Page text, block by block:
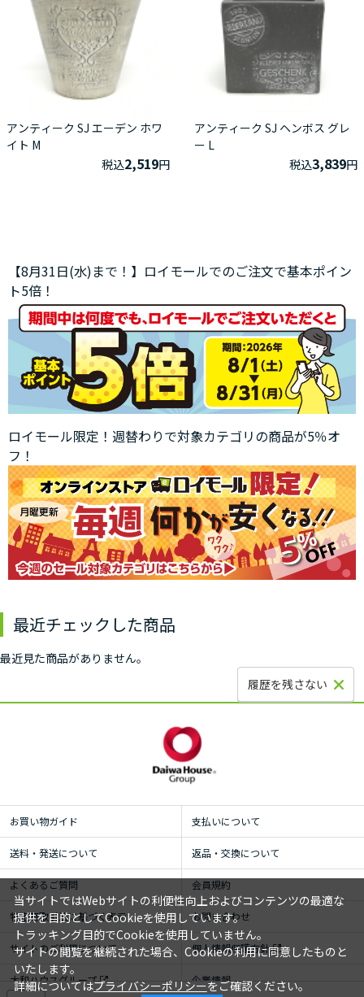
アンティーク SJ エーデン ホワ
イト M
税込2,519円
アンティーク SJ ヘンボス グレ
ー L
税込3,839円
【8月31日(水)まで！】ロイモールでのご注文で基本ポイン
ト5倍！
ロイモール限定！週替わりで対象カテゴリの商品が5％オ
フ！
最近チェックした商品
最近見た商品がありません。
履歴を残さない
お買い物ガイド 支払いについて
送料・発送について 返品・交換について
よくあるご質問 会員規約
特定商取引法に基づく表示 お問い合わせ
サイトのご利用について 個人情報保護方針
大和ハウスグループ 企業情報
当サイトではWebサイトの利便性向上およびコンテンツの最適な
提供を目的としてCookieを使用しています。
トラッキング目的でCookieを使用していません。
サイトの閲覧を継続された場合、Cookieの利用に同意したものと
いたします。
詳細についてはプライバシーポリシーをご確認ください。